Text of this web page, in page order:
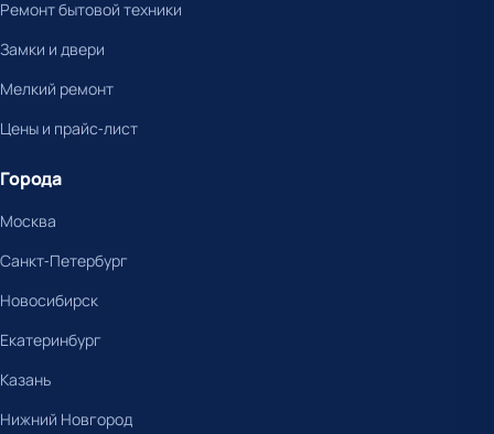
Ремонт бытовой техники
Замки и двери
Мелкий ремонт
Цены и прайс-лист
Города
Москва
Санкт-Петербург
Новосибирск
Екатеринбург
Казань
Нижний Новгород